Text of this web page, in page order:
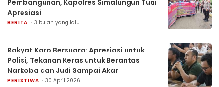
Pembangunan, Kapolres Simalungun Tuai
Apresiasi
BERITA 3 bulan yang lalu
Rakyat Karo Bersuara: Apresiasi untuk
Polisi, Tekanan Keras untuk Berantas
Narkoba dan Judi Sampai Akar
PERISTIWA 30 April 2026